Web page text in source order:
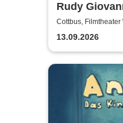
Rudy
Cottbus,
13.09.2026